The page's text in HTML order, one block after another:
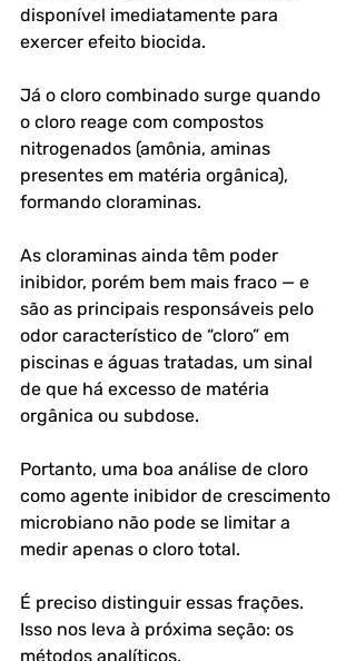
disponível imediatamente para
exercer efeito biocida.
Já o cloro combinado surge quando
o cloro reage com compostos
nitrogenados (amônia, aminas
presentes em matéria orgânica),
formando cloraminas.
As cloraminas ainda têm poder
inibidor, porém bem mais fraco — e
são as principais responsáveis pelo
odor característico de “cloro” em
piscinas e águas tratadas, um sinal
de que há excesso de matéria
orgânica ou subdose.
Portanto, uma boa análise de cloro
como agente inibidor de crescimento
microbiano não pode se limitar a
medir apenas o cloro total.
É preciso distinguir essas frações.
Isso nos leva à próxima seção: os
métodos analíticos.